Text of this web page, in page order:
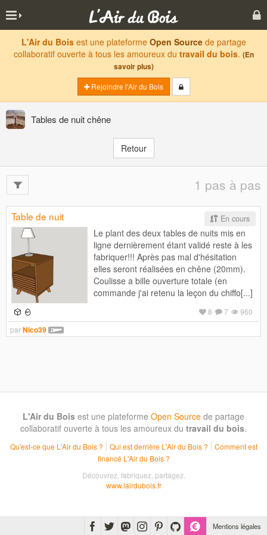
Mentions légales
L'Air du Boisest une plateforme Open Sourcede partage
collaboratif ouverte à tous les amoureux du travail du bois. (En
savoir plus)
Rejoindre l'Air du Bois
Tables de nuit chêne
Retour
1 pas à pas
En cours
Table de nuit
Le plant des deux tables de nuits mis en
ligne dernièrement étant validé reste à les
fabriquer!!! Après pas mal d'hésitation
elles seront réalisées en chêne (20mm).
Coulisse a bille ouverture totale (en
commande j'ai retenu la leçon du chiffo[...]
960
7
8
parNico39
L'Air du Bois est une plateforme Open Source de partage
collaboratif ouverte à tous les amoureux du travail du bois.
Qu'est-ce que L'Air du Bois ? Qui est derrière L'Air du Bois ?
Comment est
financé L'Air du Bois ?
Découvrez, fabriquez, partagez.
www.lairdubois.fr